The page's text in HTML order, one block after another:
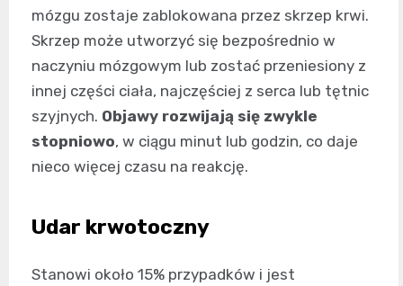
mózgu zostaje zablokowana przez skrzep krwi.
Skrzep może utworzyć się bezpośrednio w
naczyniu mózgowym lub zostać przeniesiony z
innej części ciała, najczęściej z serca lub tętnic
szyjnych. Objawy rozwijają się zwykle
stopniowo, w ciągu minut lub godzin, co daje
nieco więcej czasu na reakcję.
Udar krwotoczny
Stanowi około 15% przypadków i jest